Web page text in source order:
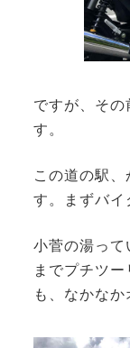
ですが、その
す。
この道の駅
す。まずバイ
小菅の湯って
までプチツ
も、なかなか